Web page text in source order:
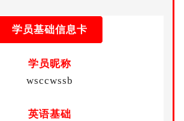
学员基础信息卡
学员昵称
wsccwssb
英语基础